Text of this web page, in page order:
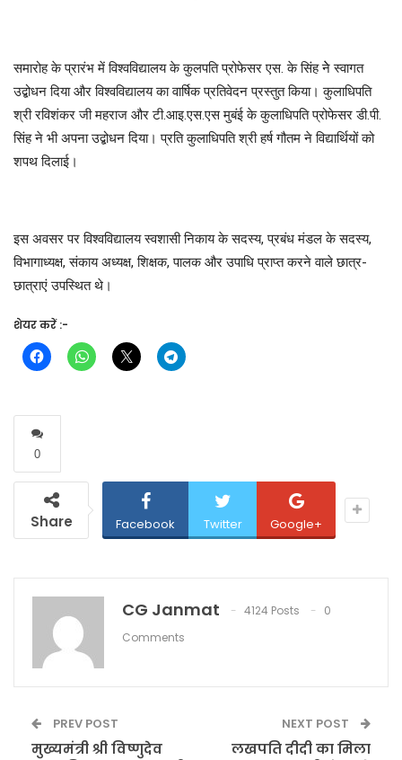
समारोह के प्रारंभ में विश्वविद्यालय के कुलपति प्रोफेसर एस. के सिंह नेे स्वागत
उद्बोधन दिया और विश्वविद्यालय का वार्षिक प्रतिवेदन प्रस्तुत किया। कुलाधिपति
श्री रविशंकर जी महराज और टी.आइ.एस.एस मुबंई के कुलाधिपति प्रोफेसर डी.पी.
सिंह ने भी अपना उद्बोधन दिया। प्रति कुलाधिपति श्री हर्ष गौतम ने विद्यार्थियों को
शपथ दिलाई।
इस अवसर पर विश्वविद्यालय स्वशासी निकाय के सदस्य, प्रबंध मंडल के सदस्य,
विभागाध्यक्ष, संकाय अध्यक्ष, शिक्षक, पालक और उपाधि प्राप्त करने वाले छात्र-
छात्राएं उपस्थित थे।
शेयर करें :-
0
Share Facebook Twitter Google+
CG Janmat 4124 Posts
0
Comments
PREV POST
मुख्यमंत्री श्री विष्णुदेव
NEXT POST
लखपति दीदी का मिला